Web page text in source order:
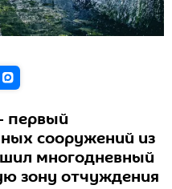
первый
сооружений из
многодневный
зону отчуждения